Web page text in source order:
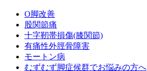
O脚改善
股関節痛
十字靭帯損傷(膝関節)
有痛性外脛骨障害
モートン病
むずむず脚症候群でお悩みの方へ